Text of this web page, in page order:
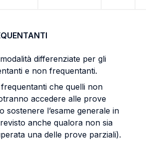
differenziate per gli
e non frequentanti.
che quelli non
accedere alle prove
sostenere l’esame generale in
anche qualora non sia
una delle prove parziali).